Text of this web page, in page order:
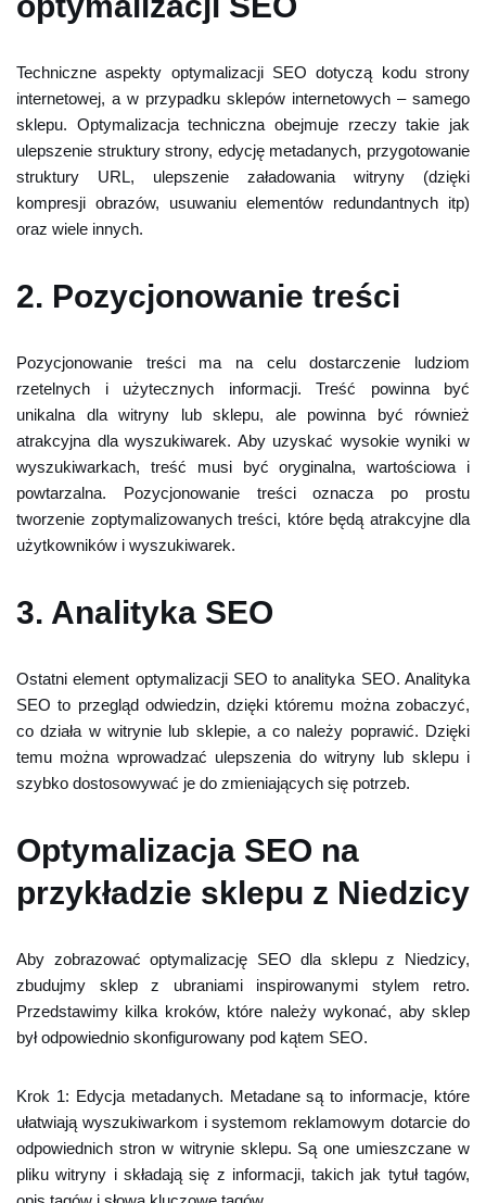
Techniczne aspekty optymalizacji SEO dotyczą kodu strony
internetowej, a w przypadku sklepów internetowych – samego
sklepu. Optymalizacja techniczna obejmuje rzeczy takie jak
ulepszenie struktury strony, edycję metadanych, przygotowanie
struktury URL, ulepszenie załadowania witryny (dzięki
kompresji obrazów, usuwaniu elementów redundantnych itp)
oraz wiele innych.
2. Pozycjonowanie treści
Pozycjonowanie treści ma na celu dostarczenie ludziom
rzetelnych i użytecznych informacji. Treść powinna być
unikalna dla witryny lub sklepu, ale powinna być również
atrakcyjna dla wyszukiwarek. Aby uzyskać wysokie wyniki w
wyszukiwarkach, treść musi być oryginalna, wartościowa i
powtarzalna. Pozycjonowanie treści oznacza po prostu
tworzenie zoptymalizowanych treści, które będą atrakcyjne dla
użytkowników i wyszukiwarek.
3. Analityka SEO
Ostatni element optymalizacji SEO to analityka SEO. Analityka
SEO to przegląd odwiedzin, dzięki któremu można zobaczyć,
co działa w witrynie lub sklepie, a co należy poprawić. Dzięki
temu można wprowadzać ulepszenia do witryny lub sklepu i
szybko dostosowywać je do zmieniających się potrzeb.
Optymalizacja SEO na
przykładzie sklepu z Niedzicy
Aby zobrazować optymalizację SEO dla sklepu z Niedzicy,
zbudujmy sklep z ubraniami inspirowanymi stylem retro.
Przedstawimy kilka kroków, które należy wykonać, aby sklep
był odpowiednio skonfigurowany pod kątem SEO.
Krok 1: Edycja metadanych. Metadane są to informacje, które
ułatwiają wyszukiwarkom i systemom reklamowym dotarcie do
odpowiednich stron w witrynie sklepu. Są one umieszczane w
pliku witryny i składają się z informacji, takich jak tytuł tagów,